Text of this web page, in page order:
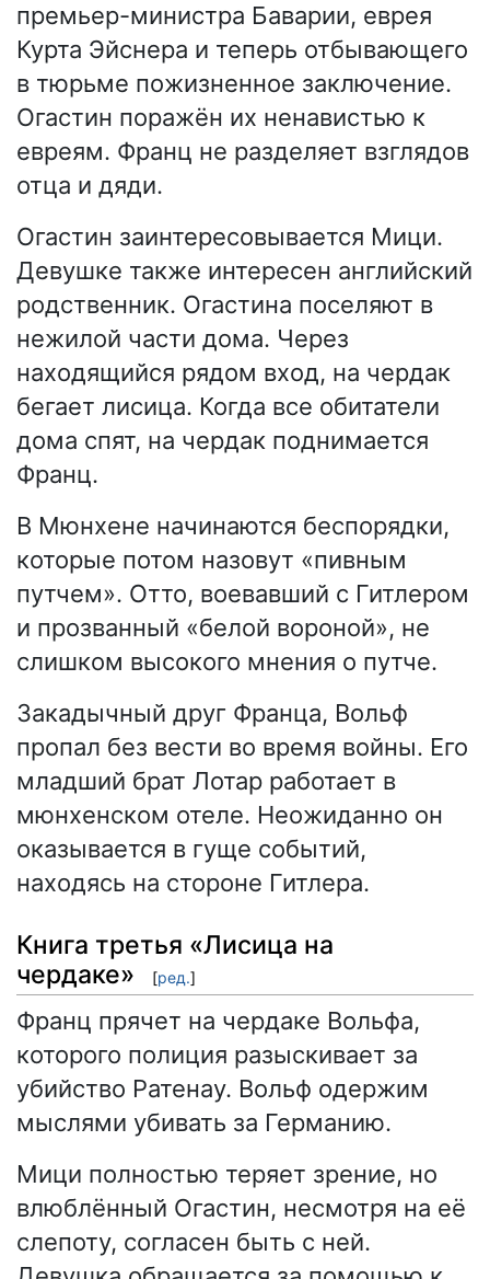
премьер-министра Баварии, еврея
Курта Эйснера и теперь отбывающего
в тюрьме пожизненное заключение.
Огастин поражён их ненавистью к
евреям. Франц не разделяет взглядов
отца и дяди.
Огастин заинтересовывается Мици.
Девушке также интересен английский
родственник. Огастина поселяют в
нежилой части дома. Через
находящийся рядом вход, на чердак
бегает лисица. Когда все обитатели
дома спят, на чердак поднимается
Франц.
В Мюнхене начинаются беспорядки,
которые потом назовут «пивным
путчем». Отто, воевавший с Гитлером
и прозванный «белой вороной», не
слишком высокого мнения о путче.
Закадычный друг Франца, Вольф
пропал без вести во время войны. Его
младший брат Лотар работает в
мюнхенском отеле. Неожиданно он
оказывается в гуще событий,
находясь на стороне Гитлера.
Книга третья «Лисица на
чердаке»
[ред.]
Франц прячет на чердаке Вольфа,
которого полиция разыскивает за
убийство Ратенау. Вольф одержим
мыслями убивать за Германию.
Мици полностью теряет зрение, но
влюблённый Огастин, несмотря на её
слепоту, согласен быть с ней.